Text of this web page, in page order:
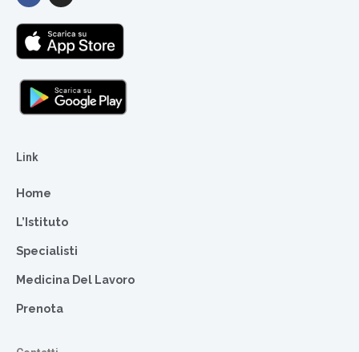
Link
Home
L’Istituto
Specialisti
Medicina Del Lavoro
Prenota